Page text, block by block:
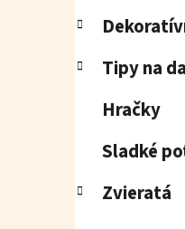
Tipy na
Hračky
Sladké
Zvieratá